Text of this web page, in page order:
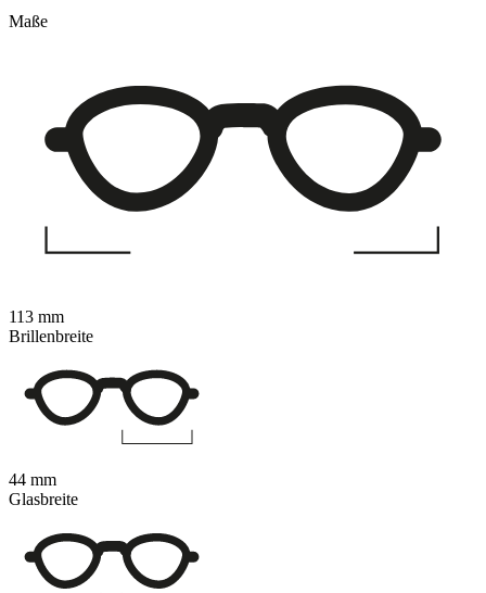
Maße
113 mm
Brillenbreite
44 mm
Glasbreite